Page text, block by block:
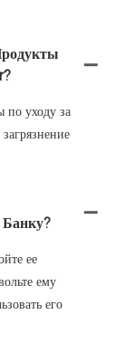
по уходу за
ее
ему
его